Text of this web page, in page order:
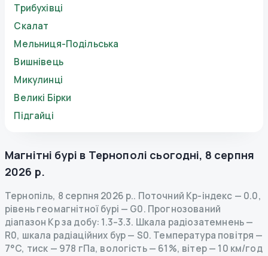
Трибухівці
Скалат
Мельниця-Подільська
Вишнівець
Микулинці
Великі Бірки
Підгайці
Магнітні бурі в Тернополі сьогодні, 8 серпня
2026 р.
Тернопіль, 8 серпня 2026 р.. Поточний Kp-індекс — 0.0,
рівень геомагнітної бурі — G0. Прогнозований
діапазон Kp за добу: 1.3–3.3. Шкала радіозатемнень—
R0, шкала радіаційних бур— S0. Температура повітря —
7°C, тиск — 978 гПа, вологість — 61%, вітер — 10 км/год